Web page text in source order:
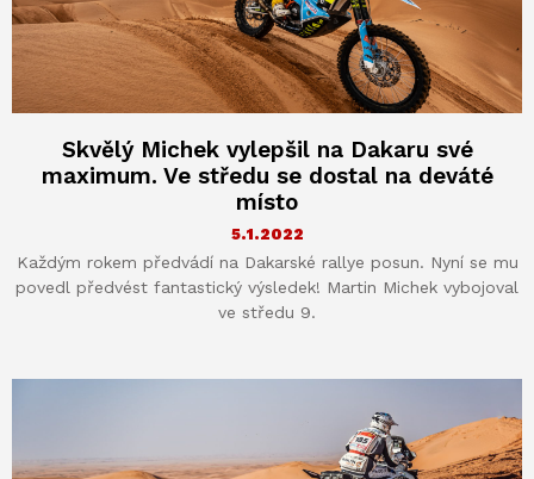
Skvělý Michek vylepšil na Dakaru své
maximum. Ve středu se dostal na deváté
místo
5.1.2022
Každým rokem předvádí na Dakarské rallye posun. Nyní se mu
povedl předvést fantastický výsledek! Martin Michek vybojoval
ve středu 9.